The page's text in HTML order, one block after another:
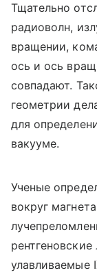
Тщательно
радиоволн,
вращении,
ось и ось
совпадают.
геометрии
для
вакууме.
Ученые
вокруг
улавливаемые